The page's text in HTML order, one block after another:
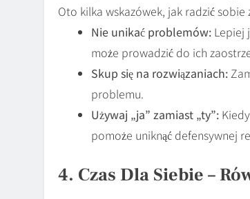
Oto kilka wskazówek, jak radzić
Nie unikać problemów: Lepiej
może prowadzić do ich
Skup się na rozwiązaniach:
problemu.
Używaj „ja” zamiast „ty”:
pomoże uniknąć defensywnej
4. Czas Dla Siebie –